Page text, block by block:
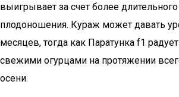
выигрывает за счет более
плодоношения. Кураж может давать
месяцев, тогда как Паратунка f1
свежими огурцами на протяжении
осени.